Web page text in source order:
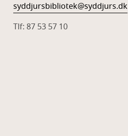
syddjursbibliotek@syddjurs.dk
Tlf: 87 53 57 10